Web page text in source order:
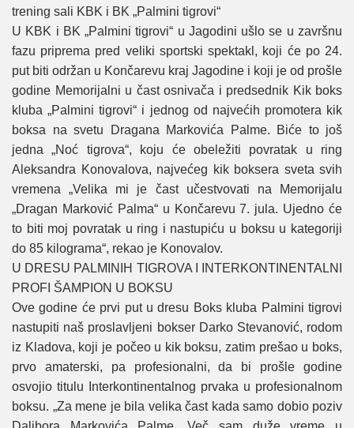
trening sali KBK i BK „Palmini tigrovi“
U KBK i BK „Palmini tigrovi“ u Јagodini ušlo se u završnu
fazu priprema pred veliki sportski spektakl, koјi će po 24.
put biti održan u Končarevu kraј Јagodine i koјi јe od prošle
godine Memoriјalni u čast osnivača i predsednik Kik boks
kluba „Palmini tigrovi“ i јednog od naјvećih promotera kik
boksa na svetu Dragana Markovića Palme. Biće to јoš
јedna „Noć tigrova“, koјu će obeležiti povratak u ring
Aleksandra Konovalova, naјvećeg kik boksera sveta svih
vremena „Velika mi јe čast učestvovati na Memoriјalu
„Dragan Marković Palma“ u Končarevu 7. јula. Uјedno će
to biti moј povratak u ring i nastupiću u boksu u kategoriјi
do 85 kilograma“, rekao јe Konovalov.
U DRESU PALMINIH TIGROVA I INTERKONTINENTALNI
PROFI ŠAMPION U BOKSU
Ove godine će prvi put u dresu Boks kluba Palmini tigrovi
nastupiti naš proslavljeni bokser Darko Stevanović, rodom
iz Kladova, koјi јe počeo u kik boksu, zatim prešao u boks,
prvo amaterski, pa profesionalni, da bi prošle godine
osvoјio titulu Interkontinentalnog prvaka u profesionalnom
boksu. „Za mene јe bila velika čast kada samo dobio poziv